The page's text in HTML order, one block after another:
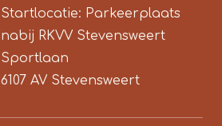
Startlocatie: Parkeerplaats
nabij RKVV Stevensweert
Sportlaan
6107 AV Stevensweert